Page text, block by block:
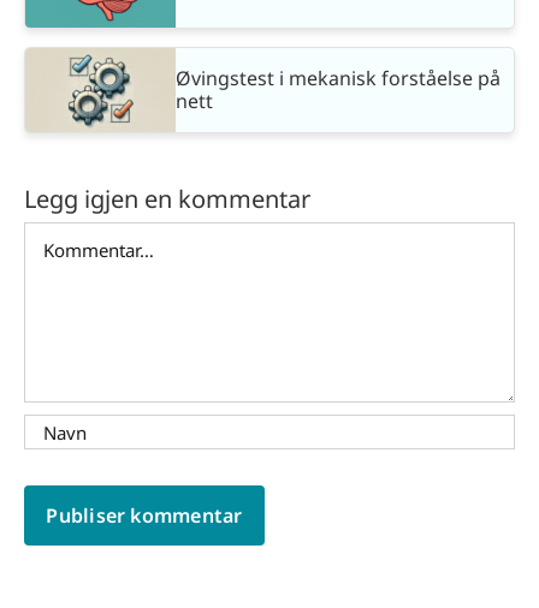
Øvingstest i mekanisk forståelse på
nett
Legg igjen en kommentar